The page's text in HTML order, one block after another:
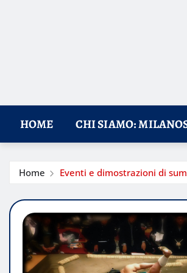
HOME CHI SIAMO:
Home Eventi e dimostrazioni di